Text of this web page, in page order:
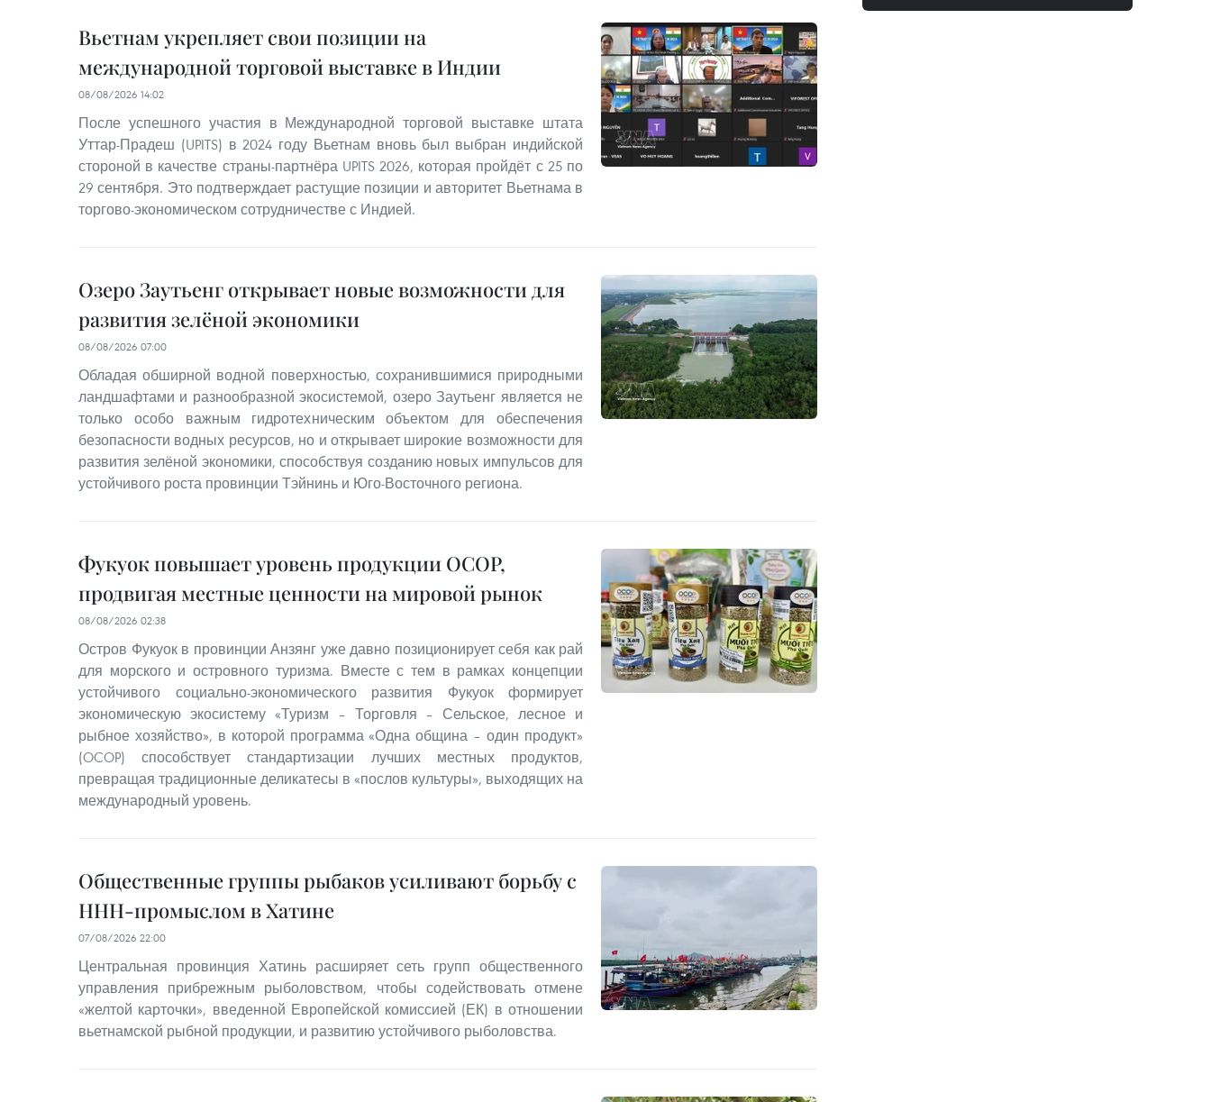
Вьетнам укрепляет свои позиции на
международной торговой выставке в Индии
08/08/2026 14:02
После успешного участия в Международной торговой выставке штата
Уттар-Прадеш (UPITS) в 2024 году Вьетнам вновь был выбран индийской
стороной в качестве страны-партнёра UPITS 2026, которая пройдёт с 25 по
29 сентября. Это подтверждает растущие позиции и авторитет Вьетнама в
торгово-экономическом сотрудничестве с Индией.
Озеро Заутьенг открывает новые возможности для
развития зелёной экономики
08/08/2026 07:00
Обладая обширной водной поверхностью, сохранившимися природными
ландшафтами и разнообразной экосистемой, озеро Заутьенг является не
только особо важным гидротехническим объектом для обеспечения
безопасности водных ресурсов, но и открывает широкие возможности для
развития зелёной экономики, способствуя созданию новых импульсов для
устойчивого роста провинции Тэйнинь и Юго-Восточного региона.
Фукуок повышает уровень продукции OCOP,
продвигая местные ценности на мировой рынок
08/08/2026 02:38
Остров Фукуок в провинции Анзянг уже давно позиционирует себя как рай
для морского и островного туризма. Вместе с тем в рамках концепции
устойчивого социально-экономического развития Фукуок формирует
экономическую экосистему «Туризм – Торговля – Сельское, лесное и
рыбное хозяйство», в которой программа «Одна община – один продукт»
(OCOP) способствует стандартизации лучших местных продуктов,
превращая традиционные деликатесы в «послов культуры», выходящих на
международный уровень.
Общественные группы рыбаков усиливают борьбу с
ННН-промыслом в Хатине
07/08/2026 22:00
Центральная провинция Хатинь расширяет сеть групп общественного
управления прибрежным рыболовством, чтобы содействовать отмене
«желтой карточки», введенной Европейской комиссией (ЕК) в отношении
вьетнамской рыбной продукции, и развитию устойчивого рыболовства.